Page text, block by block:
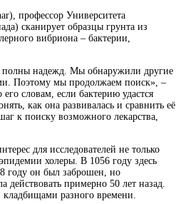
профессор Университета
сканирует образцы грунта из
вибриона – бактерии,
надежд. Мы обнаружили другие
Поэтому мы продолжаем поиск», –
словам, если бактерию удастся
как она развивалась и сравнить её
к поиску возможного лекарства,
для исследователей не только
холеры. В 1056 году здесь
году он был заброшен, но
действовать примерно 50 лет назад.
разного времени.